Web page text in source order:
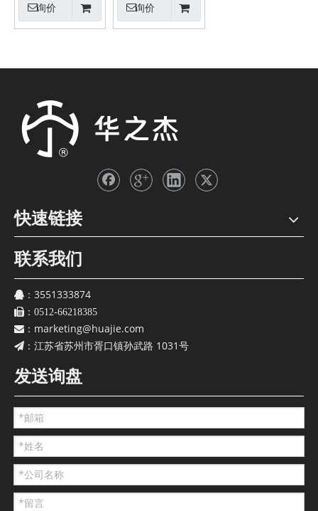
2025-11-24
华之杰2025年半年报
华之杰2025年三季报
一图读懂 | 华之杰2025年三季报
询价 询价
快速链接
联系我们
： 3551333874
： 0512-66218385
： marketing@huajie.com
： 江苏省苏州市胥口镇孙武路 1031号
发送询盘